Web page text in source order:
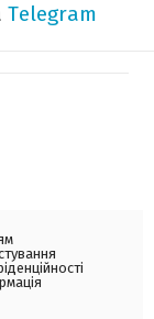
Telegram